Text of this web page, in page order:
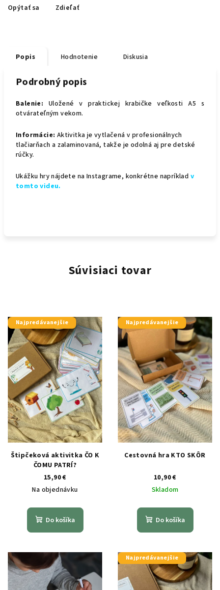
Opýtať sa Zdieľať
Popis Hodnotenie Diskusia
Podrobný popis
Balenie: Uložené v praktickej krabičke veľkosti A5 s
otvárateľným vekom.
Informácie: Aktivitka je vytlačená v profesionálnych
tlačiarňach a zalaminovaná, takže je odolná aj pre detské
rúčky.
Ukážku hry nájdete na Instagrame, konkrétne napríklad v
tomto videu.
Súvisiaci tovar
Najpredávanejšie
Štipčeková aktivitka ČO K
ČOMU PATRÍ?
15,90 €
Na objednávku
Do košíka
Najpredávanejšie
Cestovná hra KTO SKÔR
10,90 €
Skladom
Do košíka
Najpredávanejšie